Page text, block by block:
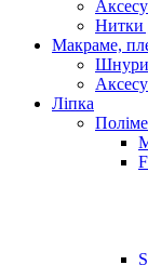
Нитки
Макраме,
Шнури
Ліпка